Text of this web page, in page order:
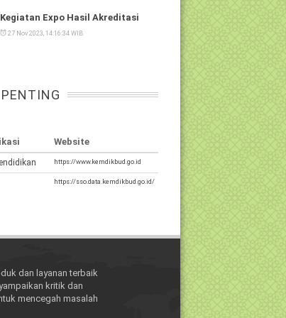
Kegiatan Expo Hasil Akreditasi
27 Nov 2023, 14:16:34 WIB
Website
https://www.kemdikbud.go.id
https://sso.data.kemdikbud.go.id/
dan layanan terbaik
kritik dan
mencegah masalah